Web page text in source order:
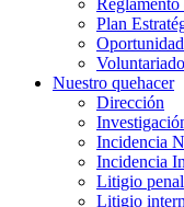
Reglamento
Plan
Nuestro quehacer
Dirección
Incidencia
Incidencia
Litigio penal
Litigio